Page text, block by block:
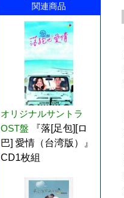
関連商品
オリジナルサントラ
OST盤
『落[足包][ロ
巴] 愛情（台湾版）』
CD1枚組